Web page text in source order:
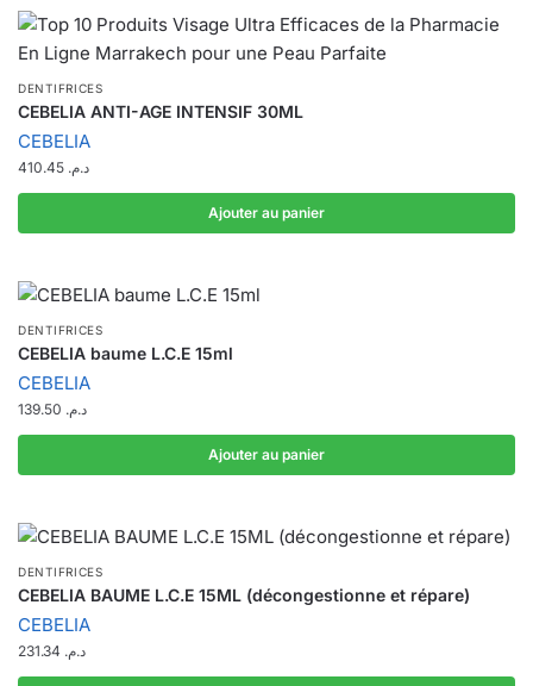
DENTIFRICES
CEBELIA ANTI-AGE INTENSIF 30ML
CEBELIA
د.م.
Ajouter au panier
DENTIFRICES
CEBELIA baume L.C.E 15ml
CEBELIA
د.م.
Ajouter au panier
DENTIFRICES
CEBELIA BAUME L.C.E 15ML (décongestionne et répare)
CEBELIA
د.م.